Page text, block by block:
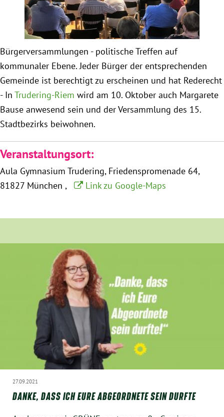
humanitäre Hilfe
Mein Abstimmungsverhalten
Ämter, Funktionen und Einkünfte
Besuch in Berlin
Praktikum
Patenschaftsprogramm
Bayern
Termine
Twitter
YouTube
Facebook
Bürgerversammlungen - politische Treffen auf
kommunaler Ebene. Jeder Bürger der entsprechenden
Gemeinde ist berechtigt zu erscheinen und hat Rederecht
- In Trudering-Riem wird am 10. Oktober auch Margarete
Bause anwesend sein und der Versammlung des 15.
Stadtbezirks beiwohnen.
Veranstaltungsort:
Aula Gymnasium Trudering Friedenspromenade 64
81827 München
Link zu Google-Maps
27.09.2021
DANKE, DASS ICH EURE ABGEORDNETE SEIN DURFTE